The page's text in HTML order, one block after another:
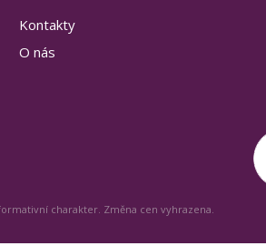
Kontakty
O nás
charakter. Změna cen vyhrazena.